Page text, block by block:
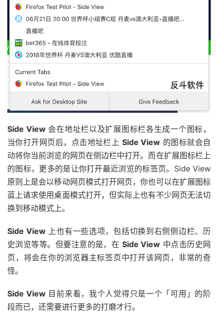
Side View会在地址栏以及扩展图标栏各生成一个图标，
当你打开网页后，点击地址栏上 Side View 的图标就会自
动将你当前浏览的网页在侧边栏中打开。而在扩展图标栏上
的图标，更多的是让你打开最近浏览的标签页。Side View
原则上是会以移动网页模式打开网页，你也可以在扩展图标
蓝上请求使用桌面模式打开，但实际上也有不少网页无法切
换到移动模式上。
Side View上也有一些选项，包括切换到右侧侧边栏、历
史浏览等等。但要注意的是，在 Side View 中点击历史网
页，将会在你的浏览器主标签页中打开该网页，非常的奇
怪。
Side View目前来看，我个人觉得只是一个「可用」的阶
段而已，还需要进行更多的打磨才行。